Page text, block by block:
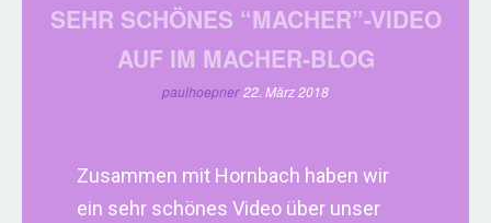
SEHR SCHÖNES “MACHER”-VIDEO
AUF IM MACHER-BLOG
paulhoepner 22. März 2018
Zusammen mit Hornbach haben wir
ein sehr schönes Video über unser